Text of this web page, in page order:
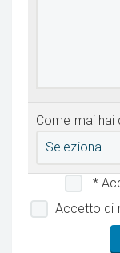
Come mai
Seleziona...
*
Accetto di